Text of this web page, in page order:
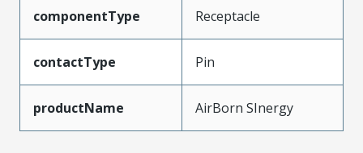
componentType Receptacle
contactType Pin
productName AirBorn SInergy